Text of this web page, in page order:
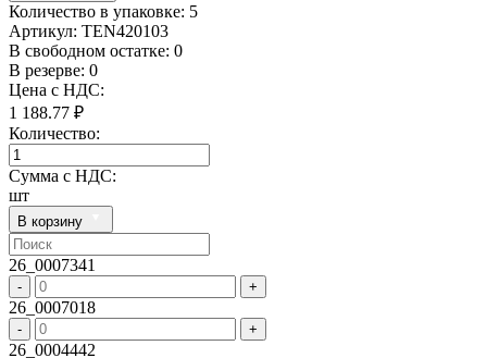
Количество в упаковке: 5
Артикул: TEN420103
В свободном остатке: 0
В резерве: 0
Цена с НДС:
1 188.77 ₽
Количество:
Сумма с НДС:
шт
В корзину
26_0007341
- +
26_0007018
- +
26_0004442